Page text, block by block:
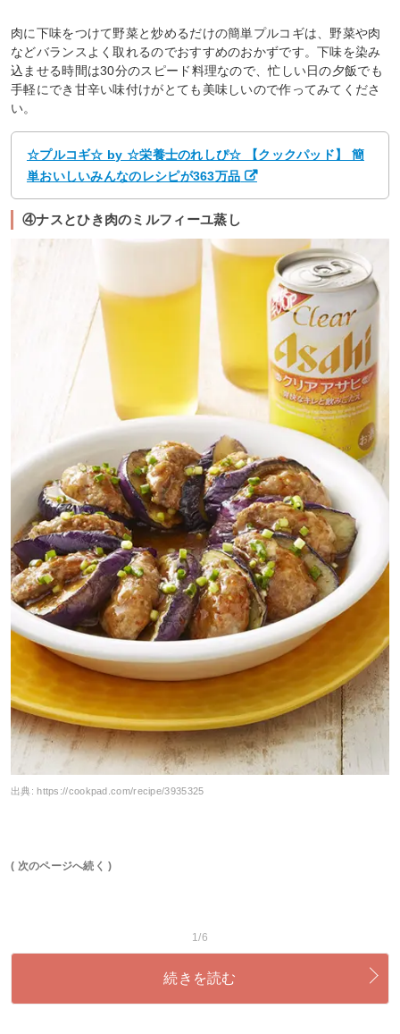
肉に下味をつけて野菜と炒めるだけの簡単プルコギは、野菜や肉
などバランスよく取れるのでおすすめのおかずです。下味を染み
込ませる時間は30分のスピード料理なので、忙しい日の夕飯でも
手軽にでき甘辛い味付けがとても美味しいので作ってみてくださ
い。
☆プルコギ☆ by ☆栄養士のれしぴ☆ 【クックパッド】 簡
単おいしいみんなのレシピが363万品
④ナスとひき肉のミルフィーユ蒸し
出典: https://cookpad.com/recipe/3935325
( 次のページへ続く )
1/6
続きを読む